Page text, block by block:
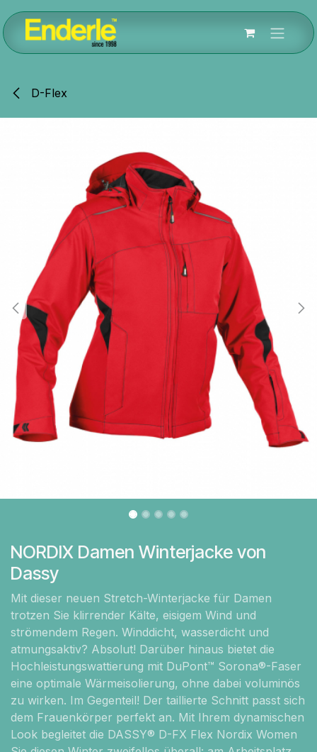
Zum Inhalt springen
D-Flex
NORDIX Damen Winterjacke von
Dassy
Mit dieser neuen Stretch-Winterjacke für Damen
trotzen Sie klirrender Kälte, eisigem Wind und
strömendem Regen. Winddicht, wasserdicht und
atmungsaktiv? Absolut! Darüber hinaus bietet die
Hochleistungswattierung mit DuPont™ Sorona®-Faser
eine optimale Wärmeisolierung, ohne dabei voluminös
zu wirken. Im Gegenteil! Der taillierte Schnitt passt sich
dem Frauenkörper perfekt an. Mit Ihrem dynamischen
Look begleitet die DASSY® D-FX Flex Nordix Women